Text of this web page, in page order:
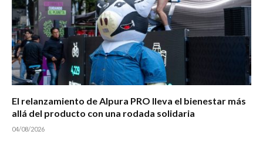
El relanzamiento de Alpura PRO lleva el bienestar más
allá del producto con una rodada solidaria
04/08/2026